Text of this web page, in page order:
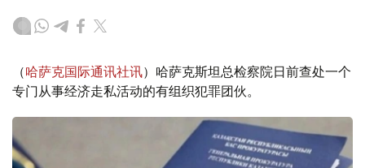
（哈萨克国际通讯社讯）哈萨克斯坦总检察院日前查处一个
专门从事经济走私活动的有组织犯罪团伙。